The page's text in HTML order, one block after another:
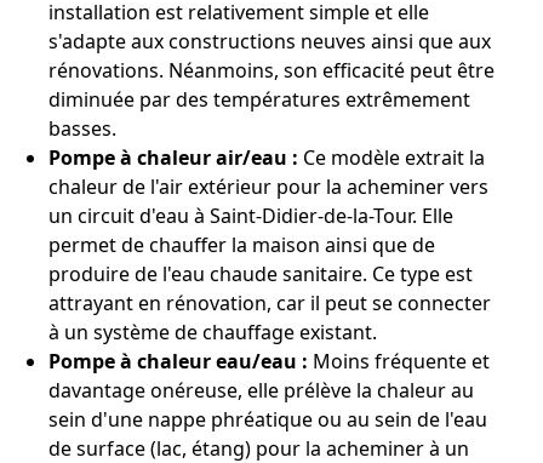
installation est relativement simple et elle
s'adapte aux constructions neuves ainsi que aux
rénovations. Néanmoins, son efficacité peut être
diminuée par des températures extrêmement
basses.
Pompe à chaleur air/eau : Ce modèle extrait la
chaleur de l'air extérieur pour la acheminer vers
un circuit d'eau à Saint-Didier-de-la-Tour. Elle
permet de chauffer la maison ainsi que de
produire de l'eau chaude sanitaire. Ce type est
attrayant en rénovation, car il peut se connecter
à un système de chauffage existant.
Pompe à chaleur eau/eau : Moins fréquente et
davantage onéreuse, elle prélève la chaleur au
sein d'une nappe phréatique ou au sein de l'eau
de surface (lac, étang) pour la acheminer à un